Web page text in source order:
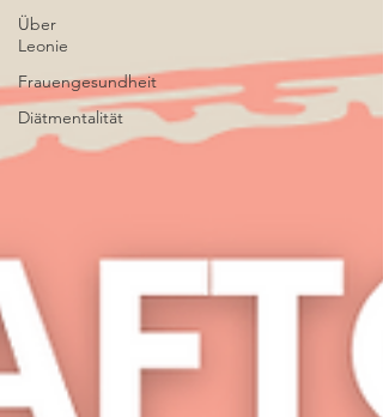
Über
Leonie
Frauengesundheit
Diätmentalität